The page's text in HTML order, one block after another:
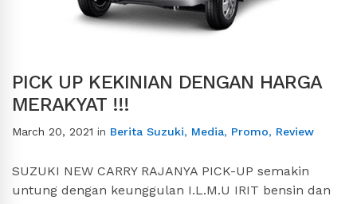
PICK UP KEKINIAN DENGAN HARGA
MERAKYAT !!!
March 20, 2021 in Berita Suzuki, Media, Promo, Review
SUZUKI NEW CARRY RAJANYA PICK-UP semakin
untung dengan keunggulan I.L.M.U IRIT bensin dan